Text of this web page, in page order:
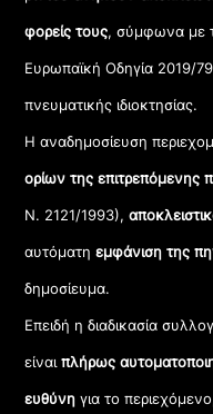
φορείς τους, σύμφωνα με
Ευρωπαϊκή Οδηγία 2019/
πνευματικής ιδιοκτησίας.
Η αναδημοσίευση
ορίων της
Ν. 2121/1993),
αυτόματηεμφάνιση της
δημοσίευμα.
Επειδή η διαδικασία
είναιπλήρως
ευθύνη για το